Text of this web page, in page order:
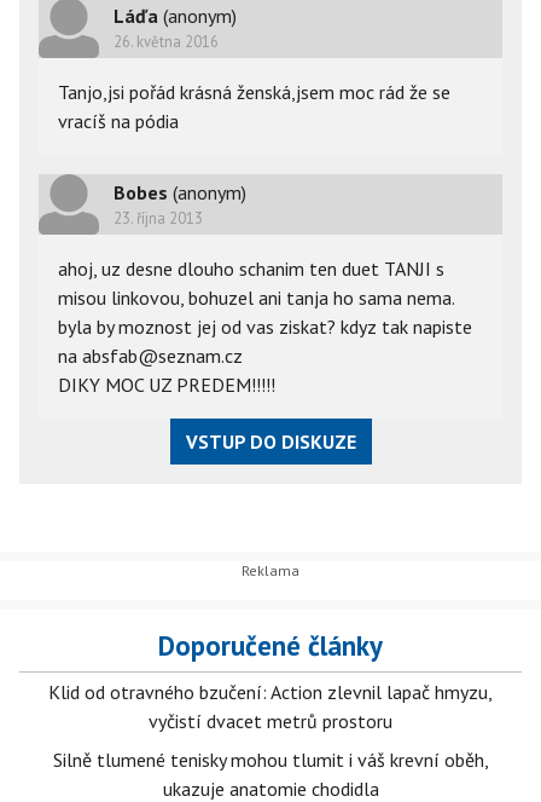
Láďa (anonym)
26. května 2016
Tanjo,jsi pořád krásná ženská,jsem moc rád že se
vracíš na pódia
Bobes (anonym)
23. října 2013
ahoj, uz desne dlouho schanim ten duet TANJI s
misou linkovou, bohuzel ani tanja ho sama nema.
byla by moznost jej od vas ziskat? kdyz tak napiste
na absfab@seznam.cz
DIKY MOC UZ PREDEM!!!!!
VSTUP DO DISKUZE
Doporučené články
Klid od otravného bzučení: Action zlevnil lapač hmyzu,
vyčistí dvacet metrů prostoru
Silně tlumené tenisky mohou tlumit i váš krevní oběh,
ukazuje anatomie chodidla